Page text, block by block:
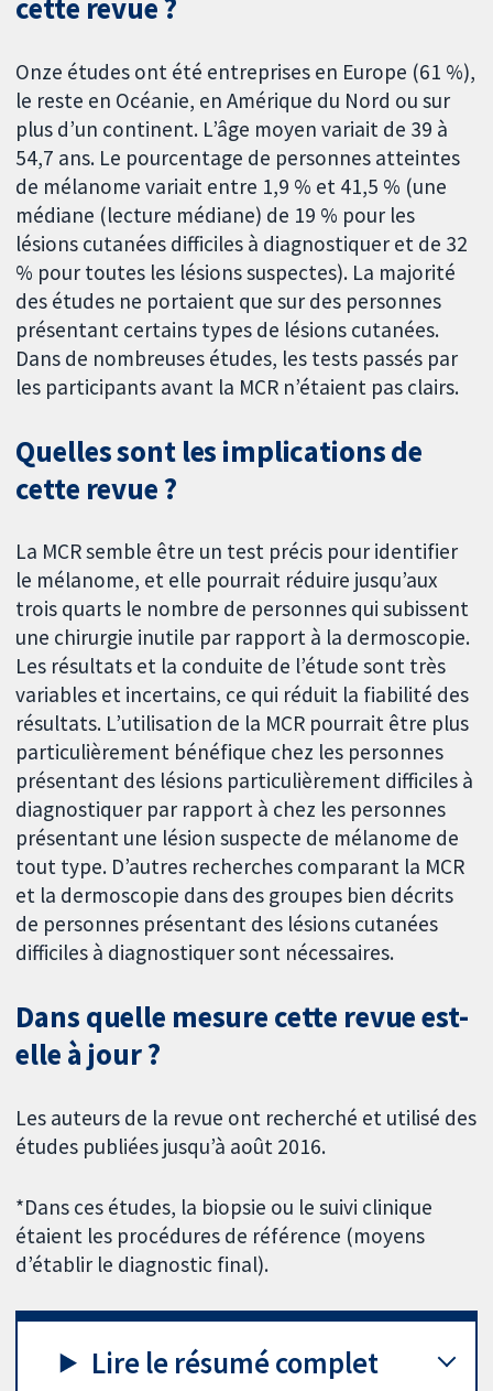
cette revue ?
Onze études ont été entreprises en Europe (61 %),
le reste en Océanie, en Amérique du Nord ou sur
plus d’un continent. L’âge moyen variait de 39 à
54,7 ans. Le pourcentage de personnes atteintes
de mélanome variait entre 1,9 % et 41,5 % (une
médiane (lecture médiane) de 19 % pour les
lésions cutanées difficiles à diagnostiquer et de 32
% pour toutes les lésions suspectes). La majorité
des études ne portaient que sur des personnes
présentant certains types de lésions cutanées.
Dans de nombreuses études, les tests passés par
les participants avant la MCR n’étaient pas clairs.
Quelles sont les implications de
cette revue ?
La MCR semble être un test précis pour identifier
le mélanome, et elle pourrait réduire jusqu’aux
trois quarts le nombre de personnes qui subissent
une chirurgie inutile par rapport à la dermoscopie.
Les résultats et la conduite de l’étude sont très
variables et incertains, ce qui réduit la fiabilité des
résultats. L’utilisation de la MCR pourrait être plus
particulièrement bénéfique chez les personnes
présentant des lésions particulièrement difficiles à
diagnostiquer par rapport à chez les personnes
présentant une lésion suspecte de mélanome de
tout type. D’autres recherches comparant la MCR
et la dermoscopie dans des groupes bien décrits
de personnes présentant des lésions cutanées
difficiles à diagnostiquer sont nécessaires.
Dans quelle mesure cette revue est-
elle à jour ?
Les auteurs de la revue ont recherché et utilisé des
études publiées jusqu’à août 2016.
*Dans ces études, la biopsie ou le suivi clinique
étaient les procédures de référence (moyens
d’établir le diagnostic final).
Lire le résumé complet